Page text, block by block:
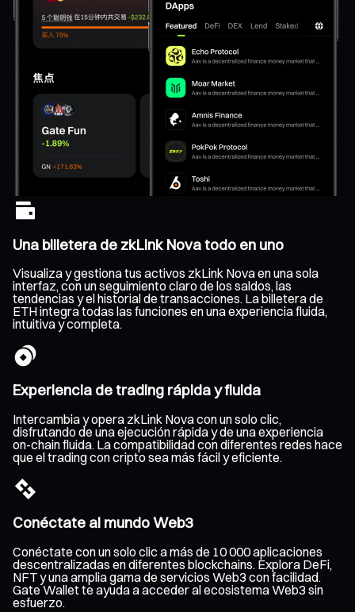
Una billetera de zkLink Nova todo en uno
Visualiza y gestiona tus activos zkLink Nova en una sola
interfaz, con un seguimiento claro de los saldos, las
tendencias y el historial de transacciones. La billetera de
ETH integra todas las funciones en una experiencia fluida,
intuitiva y completa.
Experiencia de trading rápida y fluida
Intercambia y opera zkLink Nova con un solo clic,
disfrutando de una ejecución rápida y de una experiencia
on-chain fluida. La compatibilidad con diferentes redes hace
que el trading con cripto sea más fácil y eficiente.
Conéctate al mundo Web3
Conéctate con un solo clic a más de 10 000 aplicaciones
descentralizadas en diferentes blockchains. Explora DeFi,
NFT y una amplia gama de servicios Web3 con facilidad.
Gate Wallet te ayuda a acceder al ecosistema Web3 sin
esfuerzo.